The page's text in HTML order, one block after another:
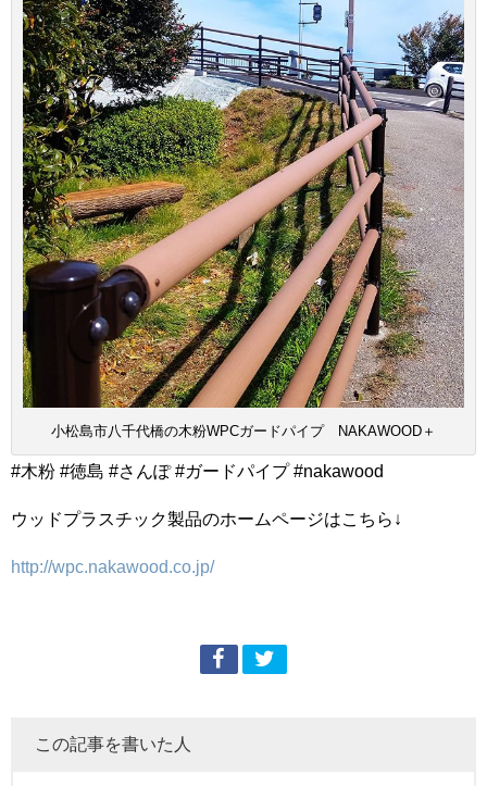
小松島市八千代橋の木粉WPCガードパイプ NAKAWOOD＋
#木粉 #徳島 #さんぽ #ガードパイプ #nakawood
ウッドプラスチック製品のホームページはこちら↓
http://wpc.nakawood.co.jp/
この記事を書いた人